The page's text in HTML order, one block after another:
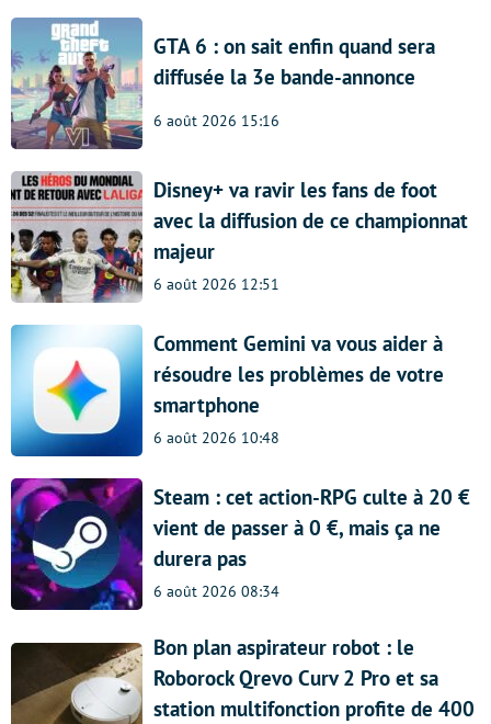
GTA 6 : on sait enfin quand sera
diffusée la 3e bande-annonce
6 août 2026 15:16
Disney+ va ravir les fans de foot
avec la diffusion de ce championnat
majeur
6 août 2026 12:51
Comment Gemini va vous aider à
résoudre les problèmes de votre
smartphone
6 août 2026 10:48
Steam : cet action-RPG culte à 20 €
vient de passer à 0 €, mais ça ne
durera pas
6 août 2026 08:34
Bon plan aspirateur robot : le
Roborock Qrevo Curv 2 Pro et sa
station multifonction profite de 400